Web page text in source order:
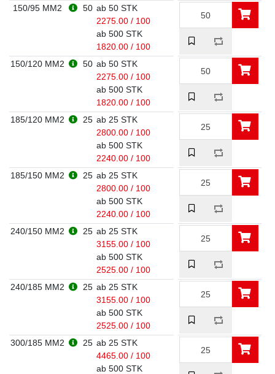
150/95 MM2
50 ab 50 STK
2275.00 / 100
ab 500 STK
1820.00 / 100
150/120 MM2
50 ab 50 STK
2275.00 / 100
ab 500 STK
1820.00 / 100
185/120 MM2
25 ab 25 STK
2800.00 / 100
ab 500 STK
2240.00 / 100
185/150 MM2
25 ab 25 STK
2800.00 / 100
ab 500 STK
2240.00 / 100
240/150 MM2
25 ab 25 STK
3155.00 / 100
ab 500 STK
2525.00 / 100
240/185 MM2
25 ab 25 STK
3155.00 / 100
ab 500 STK
2525.00 / 100
300/185 MM2
25 ab 25 STK
4465.00 / 100
ab 500 STK